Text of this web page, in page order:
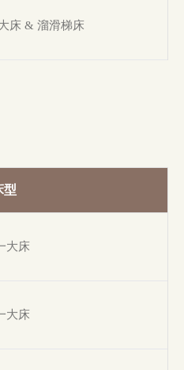
床 & 溜滑梯床
型
大床
大床